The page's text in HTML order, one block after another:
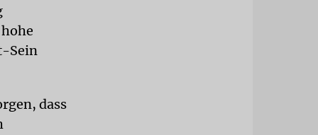
Sein
dass